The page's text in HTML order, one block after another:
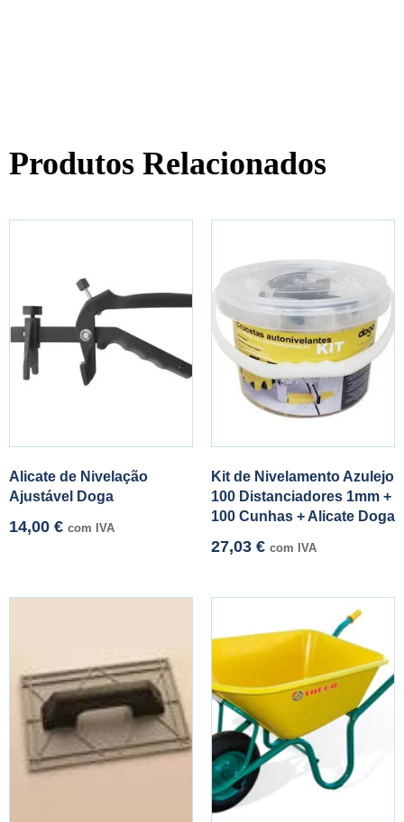
Produtos Relacionados
Alicate de Nivelação
Ajustável Doga
14,00 € com IVA
Kit de Nivelamento Azulejo
100 Distanciadores 1mm +
100 Cunhas + Alicate Doga
27,03 € com IVA